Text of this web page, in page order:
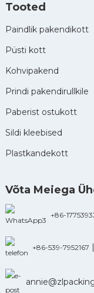
Tooted
Paindlik pakendikott
Püsti kott
Kohvipakend
Prindi pakendirullkile
Paberist ostukott
Sildi kleebised
Plastkandekott
Võta Meiega
+86-
+86-539-7952167 |